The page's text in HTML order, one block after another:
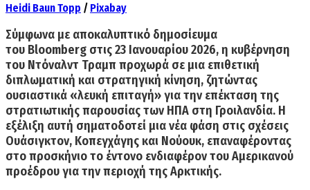
Heidi Baun Topp / Pixabay
Σύμφωνα με αποκαλυπτικό δημοσίευμα
του Bloomberg στις 23 Ιανουαρίου 2026, η κυβέρνηση
του Ντόναλντ Τραμπ προχωρά σε μια επιθετική
διπλωματική και στρατηγική κίνηση, ζητώντας
ουσιαστικά «λευκή επιταγή» για την επέκταση της
στρατιωτικής παρουσίας των ΗΠΑ στη Γροιλανδία. Η
εξέλιξη αυτή σηματοδοτεί μια νέα φάση στις σχέσεις
Ουάσιγκτον, Κοπεγχάγης και Νούουκ, επαναφέροντας
στο προσκήνιο το έντονο ενδιαφέρον του Αμερικανού
προέδρου για την περιοχή της Αρκτικής.